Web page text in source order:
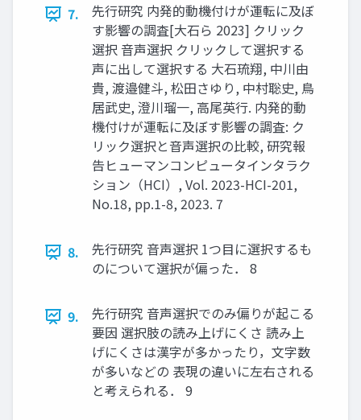
7.
先⾏研究 内発的動機付けが運転に及ぼ
す影響の調査[⼤⽯ら 2023] クリック
選択 ⾳声選択 クリックして選択する
声に出して選択する 大石琉翔, 中川由
貴, 渡邉健斗, 松田さゆり, 中村聡史, 鳥
居武史, 澄川瑠一, 高尾英行. 内発的動
機付けが運転に及ぼす影響の調査: ク
リック選択と音声選択の比較, 研究報
告ヒューマンコンピュータインタラク
ション（HCI）, Vol. 2023-HCI-201,
No.18, pp.1-8, 2023. 7
8.
先⾏研究 ⾳声選択 1つ⽬に選択するも
のについて選択が偏った． 8
9.
先⾏研究 ⾳声選択でのみ偏りが起こる
要因 選択肢の読み上げにくさ 読み上
げにくさは漢字が多かったり，⽂字数
が多いなどの 表現の違いに左右される
と考えられる． 9